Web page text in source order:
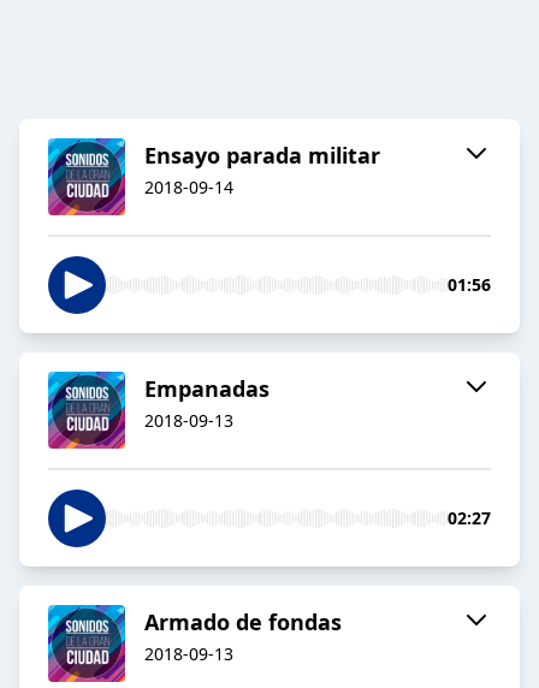
Ensayo parada militar
2018-09-14
01:56
Empanadas
2018-09-13
02:27
Armado de fondas
2018-09-13